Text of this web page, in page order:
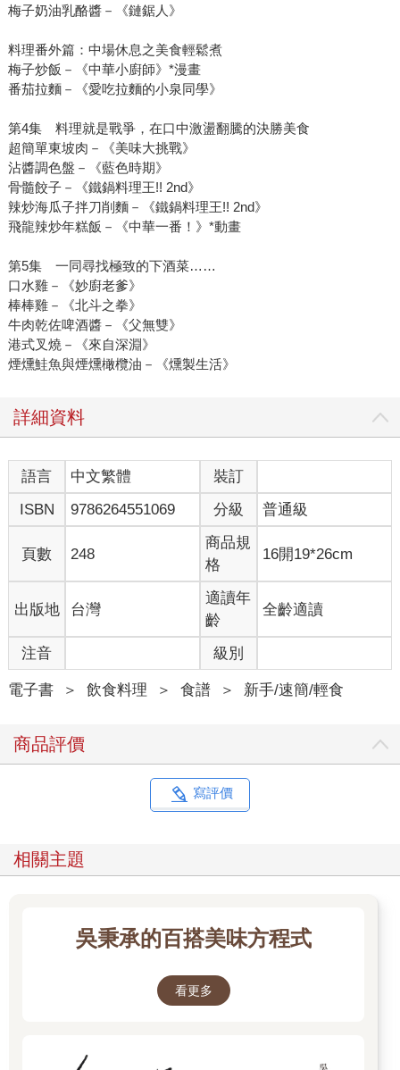
梅子奶油乳酪醬－《鏈鋸人》
料理番外篇：中場休息之美食輕鬆煮
梅子炒飯－《中華小廚師》*漫畫
番茄拉麵－《愛吃拉麵的小泉同學》
第4集 料理就是戰爭，在口中激盪翻騰的決勝美食
超簡單東坡肉－《美味大挑戰》
沾醬調色盤－《藍色時期》
骨髓餃子－《鐵鍋料理王!! 2nd》
辣炒海瓜子拌刀削麵－《鐵鍋料理王!! 2nd》
飛龍辣炒年糕飯－《中華一番！》*動畫
第5集 一同尋找極致的下酒菜……
口水雞－《妙廚老爹》
棒棒雞－《北斗之拳》
牛肉乾佐啤酒醬－《父無雙》
港式叉燒－《來自深淵》
煙燻鮭魚與煙燻橄欖油－《燻製生活》
詳細資料
語言 中文繁體
裝訂
ISBN
9786264551069 分級 普通級
頁數 248
商品規
格
16開19*26cm
出版地 台灣
適讀年
齡
全齡適讀
注音 級別
電子書 ＞ 飲食料理 ＞ 食譜 ＞ 新手/速簡/輕食
商品評價
寫評價
相關主題
吳秉承的百搭美味方程式
看更多